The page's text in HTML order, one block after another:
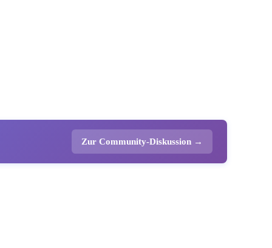
Zur Community-Diskussion →